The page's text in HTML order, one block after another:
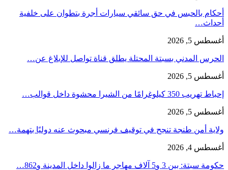
أحكام بالحبس في حق سائقي سيارات أجرة بتطوان على خلفية
أحداث…
أغسطس 5, 2026
الحرس المدني بسبتة المحتلة يطلق قناة تواصل للإبلاغ عن…
أغسطس 5, 2026
إحباط تهريب 350 كيلوغرامًا من الشيرا محشوة داخل قوالب…
أغسطس 5, 2026
ولاية أمن طنجة تنجح في توقيف فرنسي مبحوث عنه دوليًا بتهمة…
أغسطس 4, 2026
حكومة سبتة: بين 3 و5 آلاف مهاجر ما زالوا داخل المدينة و862…